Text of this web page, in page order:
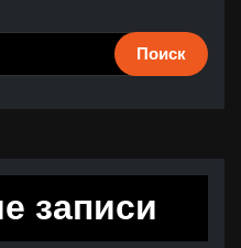
Поиск
записи